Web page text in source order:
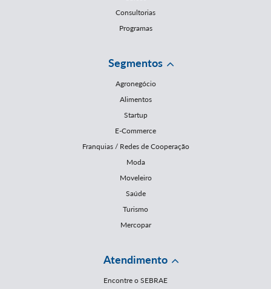
Consultorias
Programas
Segmentos
Agronegócio
Alimentos
Startup
E-Commerce
Franquias / Redes de Cooperação
Moda
Moveleiro
Saúde
Turismo
Mercopar
Atendimento
Encontre o SEBRAE